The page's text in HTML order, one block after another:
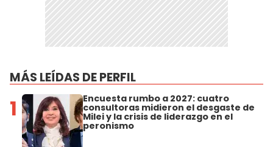
MÁS LEÍDAS DE PERFIL
1 Encuesta rumbo a 2027: cuatro
consultoras midieron el desgaste de
Milei y la crisis de liderazgo en el
peronismo